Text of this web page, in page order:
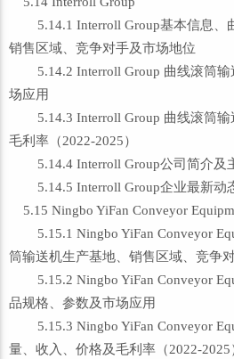
5.14.1 Interroll Group基本信息、
销售区域、竞争对手及市场地位
5.14.2 Interroll Group 曲线滚筒输
场应用
5.14.3 Interroll Group 曲线滚筒输
毛利率（2022-2025）
5.14.4 Interroll Group公司简介及
5.14.5 Interroll Group企业最新动
5.15 Ningbo YiFan Conveyor
5.15.1 Ningbo YiFan Conveyor
筒输送机生产基地、销售区域、竞争
5.15.2 Ningbo YiFan Conveyor
品规格、参数及市场应用
5.15.3 Ningbo YiFan Conveyor
量、收入、价格及毛利率（2022-2025